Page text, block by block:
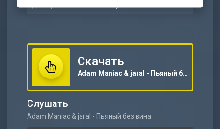
Скачать
Adam Maniac & jaral - Пьяный без вина
Слушать
Adam Maniac & jaral - Пьяный без вина